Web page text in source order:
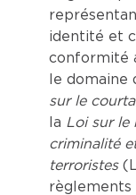
identité et
conformité
le domaine
sur le
la Loi sur le
criminalité
terroristes
règlements